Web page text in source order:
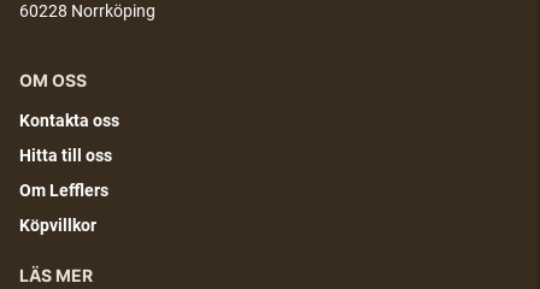
60228 Norrköping
OM OSS
Kontakta oss
Hitta till oss
Om Lefflers
Köpvillkor
LÄS MER